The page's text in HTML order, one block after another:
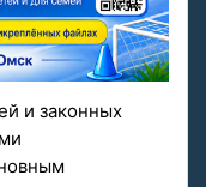
и законных